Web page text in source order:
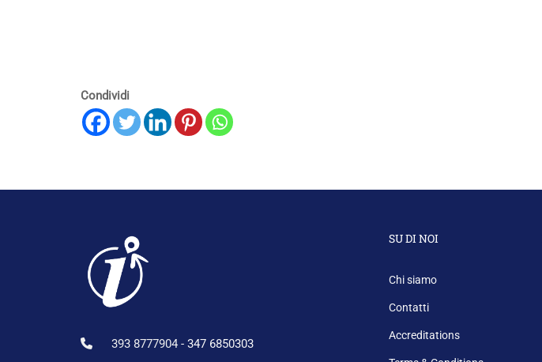
Condividi
393 8777904 - 347 6850303
SU DI NOI
Chi siamo
Contatti
Accreditations